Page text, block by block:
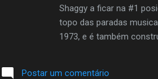
Shaggy a ficar na #1
topo das paradas
1973, e é também
Postar um comentário